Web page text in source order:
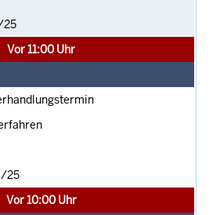
25
Vor 11:00 Uhr
25
Vor 10:00 Uhr